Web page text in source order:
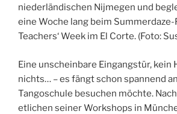
niederländischen Nijmegen und
eine Woche lang beim
Teachers‘ Week im El Corte. (Foto:
Eine unscheinbare Eingangstür, kein
nichts… – es fängt schon spannend
Tangoschule besuchen möchte.
etlichen seiner Workshops in